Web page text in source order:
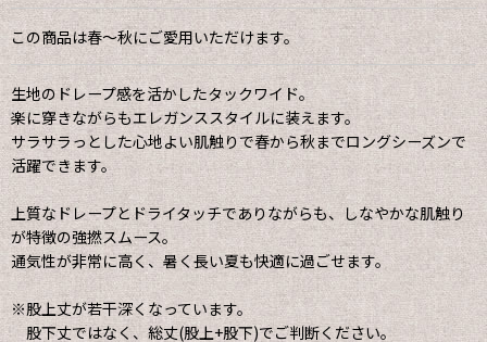
この商品は春〜秋にご愛用いただけます。
生地のドレープ感を活かしたタックワイド。
楽に穿きながらもエレガンススタイルに装えます。
サラサラっとした心地よい肌触りで春から秋までロングシーズンで
活躍できます。
上質なドレープとドライタッチでありながらも、しなやかな肌触り
が特徴の強撚スムース。
通気性が非常に高く、暑く長い夏も快適に過ごせます。
※股上丈が若干深くなっています。
股下丈ではなく、総丈(股上+股下)でご判断ください。